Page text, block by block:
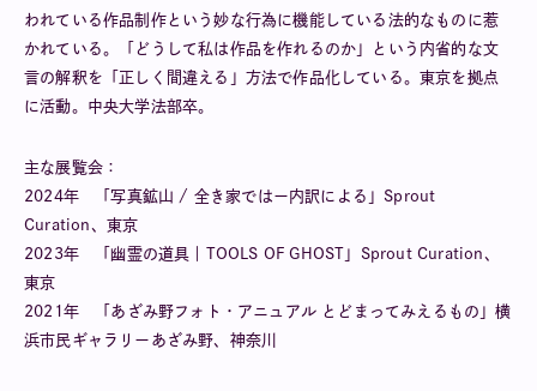
われている作品制作という妙な行為に機能している法的なものに惹
かれている。「どうして私は作品を作れるのか」という内省的な文
言の解釈を「正しく間違える」方法で作品化している。東京を拠点
に活動。中央大学法部卒。
主な展覧会：
2024年 「写真鉱山 / 全き家ではー内訳による」Sprout
Curation、東京
2023年 「幽霊の道具｜TOOLS OF GHOST」Sprout Curation、
東京
2021年 「あざみ野フォト・アニュアル とどまってみえるもの」横
浜市民ギャラリーあざみ野、神奈川